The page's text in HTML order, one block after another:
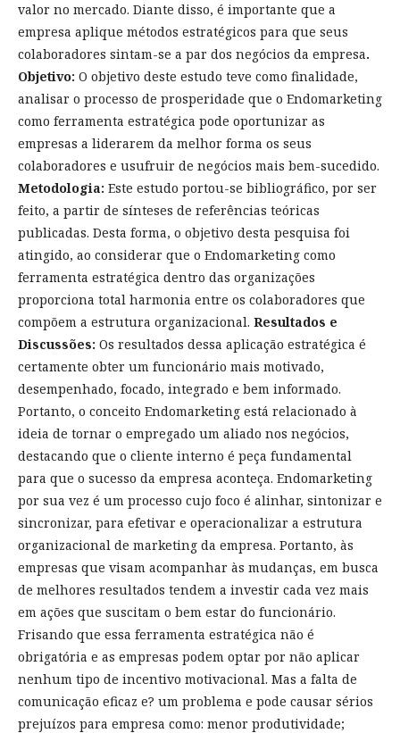
valor no mercado. Diante disso, é importante que a
empresa aplique métodos estratégicos para que seus
colaboradores sintam-se a par dos negócios da empresa.
Objetivo: O objetivo deste estudo teve como finalidade,
analisar o processo de prosperidade que o Endomarketing
como ferramenta estratégica pode oportunizar as
empresas a liderarem da melhor forma os seus
colaboradores e usufruir de negócios mais bem-sucedido.
Metodologia: Este estudo portou-se bibliográfico, por ser
feito, a partir de sínteses de referências teóricas
publicadas. Desta forma, o objetivo desta pesquisa foi
atingido, ao considerar que o Endomarketing como
ferramenta estratégica dentro das organizações
proporciona total harmonia entre os colaboradores que
compõem a estrutura organizacional. Resultados e
Discussões: Os resultados dessa aplicação estratégica é
certamente obter um funcionário mais motivado,
desempenhado, focado, integrado e bem informado.
Portanto, o conceito Endomarketing está relacionado à
ideia de tornar o empregado um aliado nos negócios,
destacando que o cliente interno é peça fundamental
para que o sucesso da empresa aconteça. Endomarketing
por sua vez é um processo cujo foco é alinhar, sintonizar e
sincronizar, para efetivar e operacionalizar a estrutura
organizacional de marketing da empresa. Portanto, às
empresas que visam acompanhar às mudanças, em busca
de melhores resultados tendem a investir cada vez mais
em ações que suscitam o bem estar do funcionário.
Frisando que essa ferramenta estratégica não é
obrigatória e as empresas podem optar por não aplicar
nenhum tipo de incentivo motivacional. Mas a falta de
comunicação eficaz e? um problema e pode causar sérios
prejuízos para empresa como: menor produtividade;